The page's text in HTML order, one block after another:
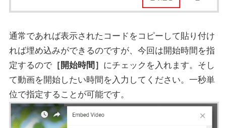
通常であれば表示されたコードをコピーして貼り付け
れば埋め込みができるのですが、今回は開始時間を指
定するので ［開始時間］ にチェックを入れます。そし
て動画を開始したい時間を入力してください。一秒単
位で指定することが可能です。